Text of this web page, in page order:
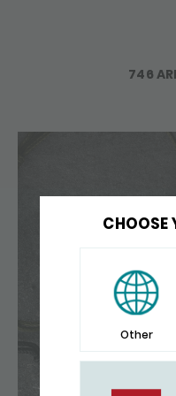
CHOOSE
Other
746